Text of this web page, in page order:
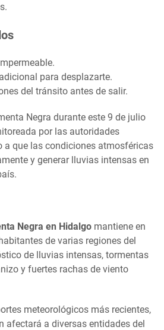
para desplazarte.
del tránsito antes de salir.
Negra durante este 9 de julio
por las autoridades
a que las condiciones atmosféricas
y generar lluvias intensas en
Negra en Hidalgo mantiene en
de varias regiones del
de lluvias intensas, tormentas
y fuertes rachas de viento
meteorológicos más recientes,
afectará a diversas entidades del